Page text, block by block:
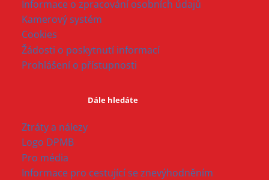
Informace o zpracování osobních údajů
Kamerový systém
Cookies
Žádosti o poskytnutí informací
Prohlášení o přístupnosti
Dále hledáte
Ztráty a nálezy
Logo DPMB
Pro média
Informace pro cestující se znevýhodněním